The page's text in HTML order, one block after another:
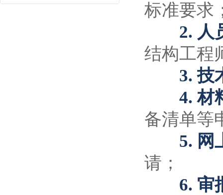
标准要求
2. 人
结构工程
3. 技
4. 材
备清单等
5. 网
请；
6. 审